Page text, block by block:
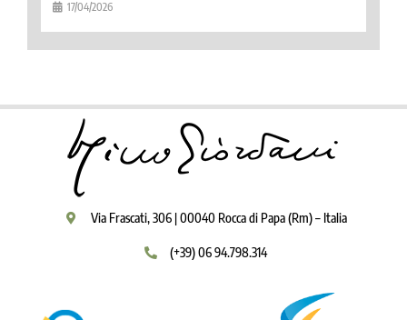
17/04/2026
Via Frascati, 306 | 00040 Rocca di Papa (Rm) – Italia
(+39) 06 94.798.314